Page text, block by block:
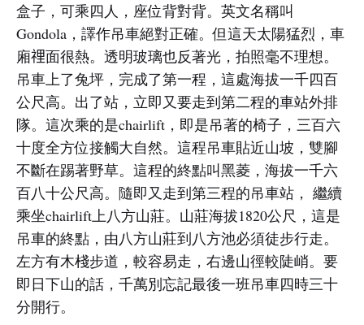
盒子，可乘四人，座位背對背。英文名稱叫
Gondola，譯作吊車絕對正確。但這天太陽猛烈，車
廂𥚃面很熱。透明玻璃也反著光，拍照毫不理想。
吊車上了兔坪，完成了第一程，這處海拔一千四百
公尺高。出了站，立即又要走到第二程的車站外排
隊。這次乘的是chairlift，即是吊著的椅子，三百六
十度全方位接觸大自然。這程吊車貼近山坡，雙腳
不斷在踢著野草。這程的終點叫黑菱，海拔一千六
百八十公尺高。隨即又走到第三程的吊車站， 繼續
乘坐chairlift上八方山莊。山莊海拔1820公尺，這是
吊車的終點，由八方山莊到八方池必須徒步行走。
左方有木棧步道，較容易走，右邊山徑較陡峭。要
即日下山的話，千萬別忘記最後一班吊車四時三十
分開行。